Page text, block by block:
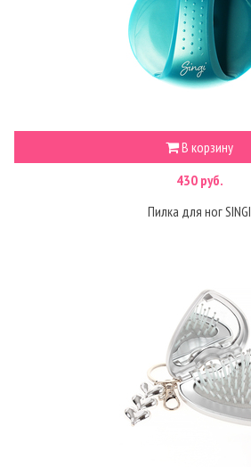
В корзину
430 руб.
Пилка для ног SINGI